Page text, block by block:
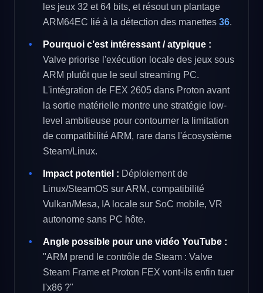
les jeux 32 et 64 bits, et résout un plantage
ARM64EC lié à la détection des manettes 36.
Pourquoi c’est intéressant / atypique :
Valve priorise l'exécution locale des jeux sous
ARM plutôt que le seul streaming PC.
L'intégration de FEX 2605 dans Proton avant
la sortie matérielle montre une stratégie low-
level ambitieuse pour contourner la limitation
de compatibilité ARM, rare dans l'écosystème
Steam/Linux.
Impact potentiel : Déploiement de
Linux/SteamOS sur ARM, compatibilité
Vulkan/Mesa, IA locale sur SoC mobile, VR
autonome sans PC hôte.
Angle possible pour une vidéo YouTube :
"ARM prend le contrôle de Steam : Valve
Steam Frame et Proton FEX vont-ils enfin tuer
l'x86 ?"